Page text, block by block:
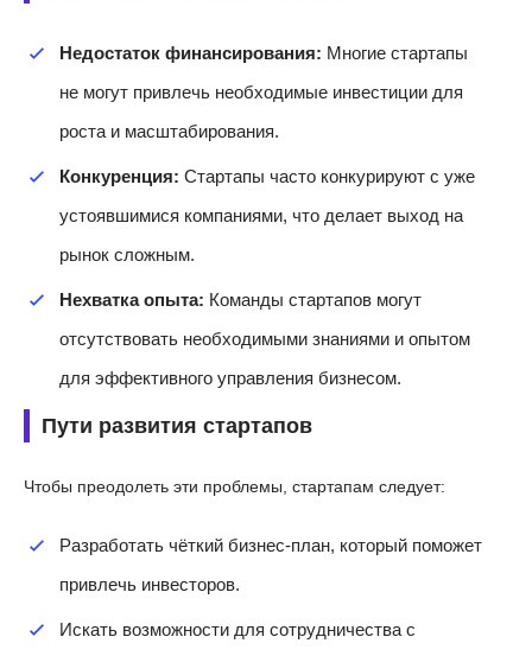
Недостаток финансирования: Многие стартапы
не могут привлечь необходимые инвестиции для
роста и масштабирования.
Конкуренция: Стартапы часто конкурируют с уже
устоявшимися компаниями, что делает выход на
рынок сложным.
Нехватка опыта: Команды стартапов могут
отсутствовать необходимыми знаниями и опытом
для эффективного управления бизнесом.
Пути развития стартапов
Чтобы преодолеть эти проблемы, стартапам следует:
Разработать чёткий бизнес-план, который поможет
привлечь инвесторов.
Искать возможности для сотрудничества с